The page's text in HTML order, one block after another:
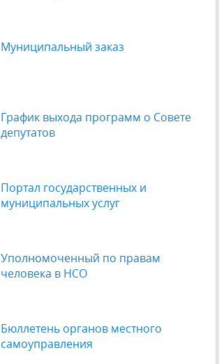
Муниципальный заказ
График выхода программ о Cовете
депутатов
Портал государственных и
муниципальных услуг
Уполномоченный по правам
человека в НСО
Бюллетень органов местного
самоуправления